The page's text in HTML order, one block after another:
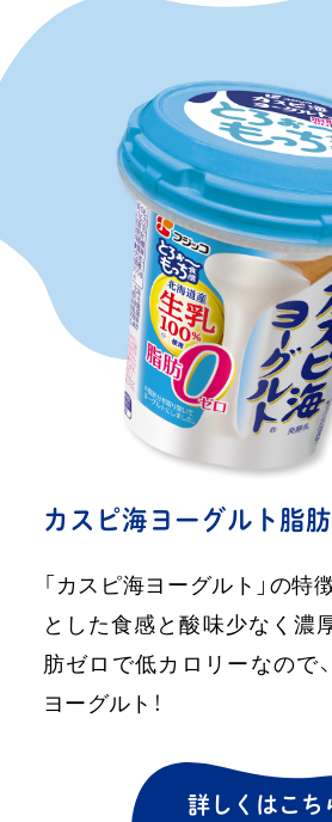
「カスピ海ヨーグルト」の秘密
カスピ海ヨーグルト 脂
「カスピ海ヨーグルト」の特
とした食感と酸味少なく濃
肪ゼロで低カロリーなので
ヨーグルト！
詳しくはこち